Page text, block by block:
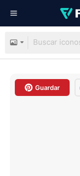
Guardar